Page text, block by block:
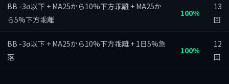
BB -3σ以下 + MA25から10%下方乖離 + MA25か
ら5%下方乖離
100%
13
回
BB -3σ以下 + MA25から10%下方乖離 + 1日5%急
落
100%
12
回